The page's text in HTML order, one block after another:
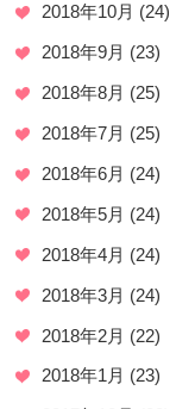
2018年10月 (24)
2018年9月 (23)
2018年8月 (25)
2018年7月 (25)
2018年6月 (24)
2018年5月 (24)
2018年4月 (24)
2018年3月 (24)
2018年2月 (22)
2018年1月 (23)